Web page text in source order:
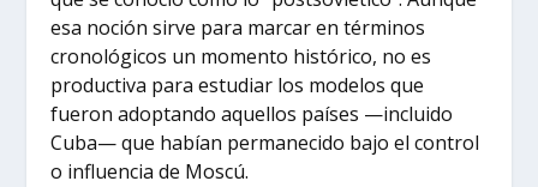
esa noción sirve para marcar en términos
cronológicos un momento histórico, no es
productiva para estudiar los modelos que
fueron adoptando aquellos países —incluido
Cuba— que habían permanecido bajo el control
o influencia de Moscú.